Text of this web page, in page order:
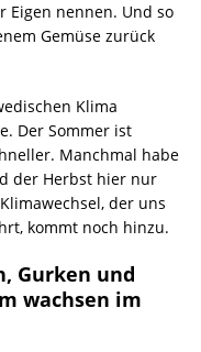
Eigen nennen. Und so
Gemüse zurück
Klima
Der Sommer ist
Manchmal habe
der Herbst hier nur
der uns
kommt noch hinzu.
Gurken und
wachsen im